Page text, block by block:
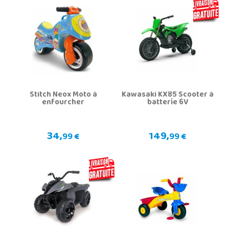
Stitch Neox Moto à
enfourcher
34,99 €
Kawasaki KX85 Scooter à
batterie 6V
149,99 €